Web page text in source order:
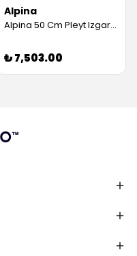
Alpina
Alpina 50 Cm Pleyt Izgara Elektrikli Ce Belgeli (Servis Garantili)
₺ 7,503.00